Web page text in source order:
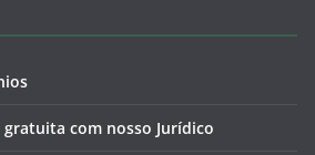
com nosso Jurídico